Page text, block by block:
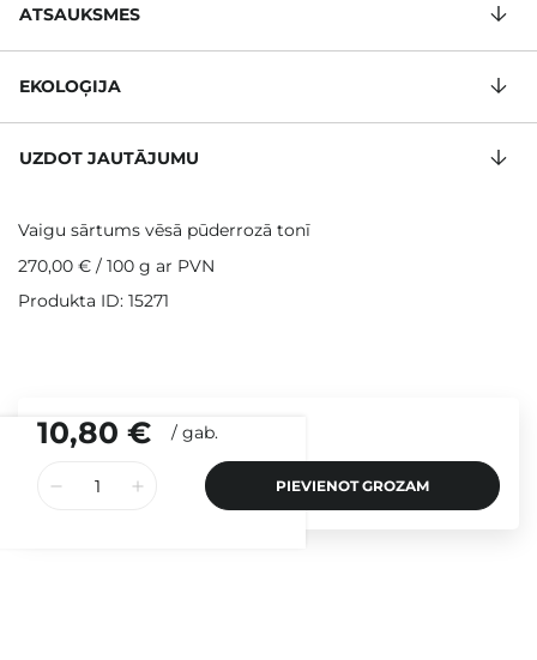
10,80 € / gab.
PIEVIENOT GROZAM
ATSAUKSMES
EKOLOĢIJA
UZDOT JAUTĀJUMU
Vaigu sārtums vēsā pūderrozā tonī
270,00 € / 100 g ar PVN
Produkta ID: 15271